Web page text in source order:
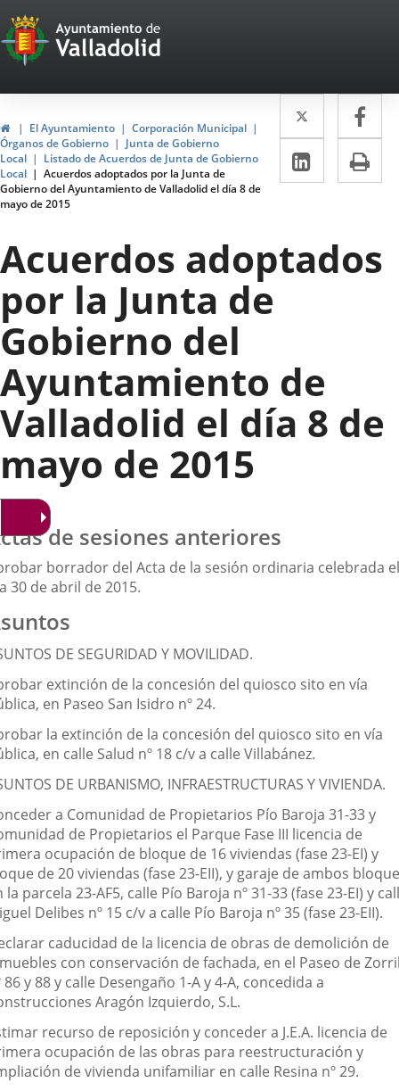
Portal
Web
del
Ayuntamiento
de
Valladolid
HomeEl Ayuntamiento
Corporación Municipal
Órganos de Gobierno
Junta de Gobierno
Local
Listado de Acuerdos de Junta de Gobierno
Local
Acuerdos adoptados por la Junta de
Gobierno del Ayuntamiento de Valladolid el día 8 de
mayo de 2015
Twitter
Enlace
a
una
a
Linkedin
Enlace
a
externa.
Acuerdos adoptados
por la Junta de
Gobierno del
Ayuntamiento de
Valladolid el día 8 de
mayo de 2015
de sesiones anteriores
borrador del Acta de la sesión ordinaria celebrada el
30 de abril de 2015.
DE SEGURIDAD Y MOVILIDAD.
extinción de la concesión del quiosco sito en vía
en Paseo San Isidro nº 24.
la extinción de la concesión del quiosco sito en vía
en calle Salud nº 18 c/v a calle Villabánez.
DE URBANISMO, INFRAESTRUCTURAS Y VIVIENDA.
a Comunidad de Propietarios Pío Baroja 31-33 y
de Propietarios el Parque Fase III licencia de
ocupación de bloque de 16 viviendas (fase 23-EI) y
de 20 viviendas (fase 23-EII), y garaje de ambos
la parcela 23-AF5, calle Pío Baroja nº 31-33 (fase 23-EI) y
Delibes nº 15 c/v a calle Pío Baroja nº 35 (fase 23-EII).
caducidad de la licencia de obras de demolición de
con conservación de fachada, en el Paseo de
86 y 88 y calle Desengaño 1-A y 4-A, concedida a
Aragón Izquierdo, S.L.
recurso de reposición y conceder a J.E.A. licencia de
ocupación de las obras para reestructuración y
de vivienda unifamiliar en calle Resina nº 29.